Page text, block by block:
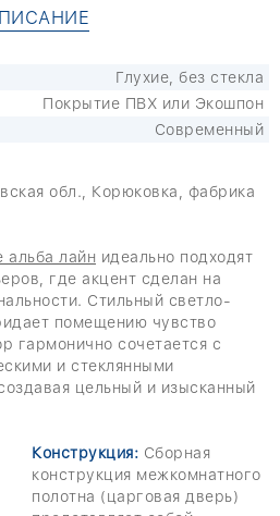
Глухие, без стекла
Покрытие ПВХ или Экошпон
Современный
обл., Корюковка, фабрика
альба лайн идеально подходят
где акцент сделан на
Стильный светло-
помещению чувство
гармонично сочетается с
и стеклянными
цельный и изысканный
Конструкция: Сборная
конструкция межкомнатного
полотна (царговая дверь)